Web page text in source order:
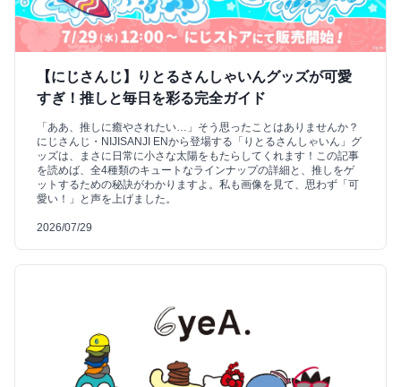
【にじさんじ】りとるさんしゃいんグッズが可愛
すぎ！推しと毎日を彩る完全ガイド
「ああ、推しに癒やされたい…」そう思ったことはありませんか？
にじさんじ・NIJISANJI ENから登場する「りとるさんしゃいん」グ
ッズは、まさに日常に小さな太陽をもたらしてくれます！この記事
を読めば、全4種類のキュートなラインナップの詳細と、推しをゲ
ットするための秘訣がわかりますよ。私も画像を見て、思わず「可
愛い！」と声を上げました。
2026/07/29